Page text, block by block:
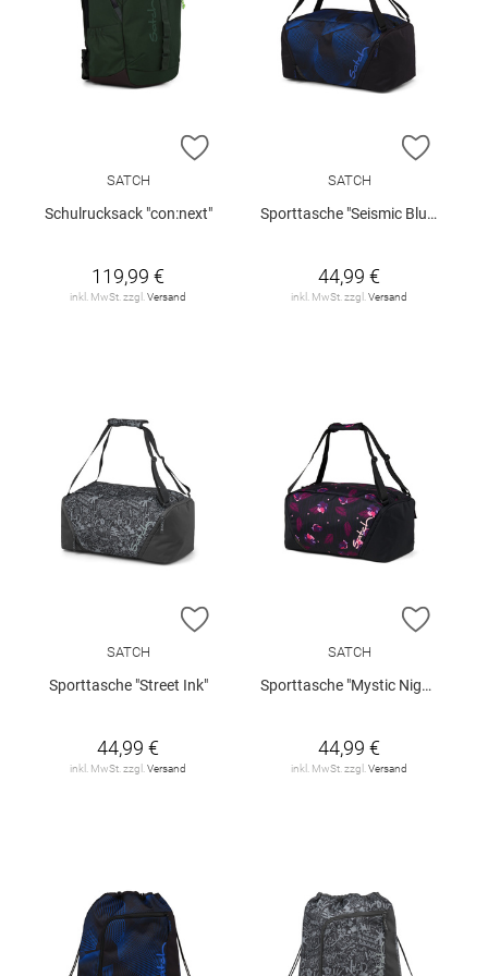
ZUR WUNSCHLISTE HINZUFÜGEN
SATCH
Schulrucksack "con:next"
119,99 €
inkl. MwSt. zzgl.Versand
ZUR
SATCH
Sporttasche "Seismic Blue"
44,99 €
inkl. MwSt. zzgl.Versand
ZUR WUNSCHLISTE HINZUFÜGEN
SATCH
Sporttasche "Street Ink"
44,99 €
inkl. MwSt. zzgl.Versand
ZUR
SATCH
Sporttasche "Mystic Nights"
44,99 €
inkl. MwSt. zzgl.Versand